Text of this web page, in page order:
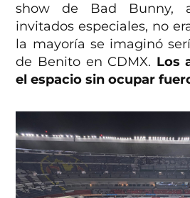
show de Bad Bunny,
invitados especiales, no
la mayoría se imaginó
de Benito en CDMX. Los
el espacio sin ocupar